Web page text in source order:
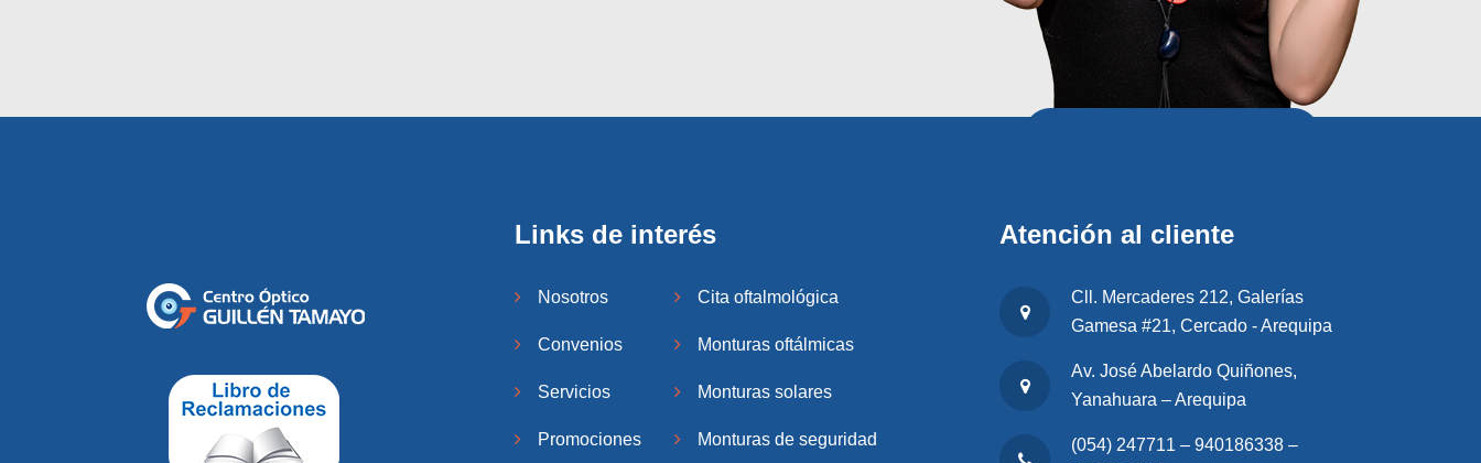
Links de interés
Nosotros
Convenios
Servicios
Promociones
Cita oftalmológica
Monturas oftálmicas
Monturas solares
Monturas de seguridad
Atención al cliente
Cll. Mercaderes 212, Galerías
Gamesa #21, Cercado - Arequipa
Av. José Abelardo Quiñones,
Yanahuara – Arequipa
(054) 247711 – 940186338 –